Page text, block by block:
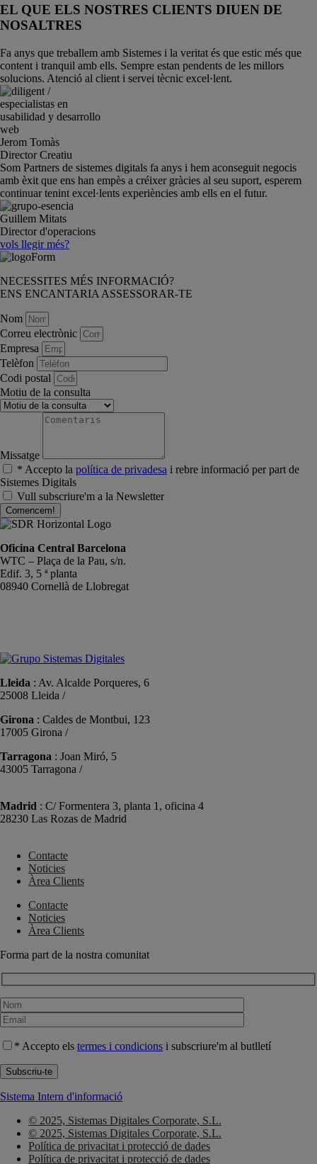
EL QUE ELS NOSTRES CLIENTS DIUEN DE
NOSALTRES
Fa anys que treballem amb Sistemes i la veritat és que estic més que
content i tranquil amb ells. Sempre estan pendents de les millors
solucions. Atenció al client i servei tècnic excel·lent.
Jerom Tomàs
Director Creatiu
Som Partners de sistemes digitals fa anys i hem aconseguit negocis
amb èxit que ens han empès a créixer gràcies al seu suport, esperem
continuar tenint excel·lents experiències amb ells en el futur.
Guillem Mitats
Director d'operacions
vols llegir més?
NECESSITES MÉS INFORMACIÓ?
ENS ENCANTARIA ASSESSORAR-TE
Nom
Correu electrònic
Empresa
Telèfon
Codi postal
Motiu de la consulta
Missatge
* Accepto la política de privadesa i rebre informació per part de
Sistemes Digitals
Vull subscriure'm a la Newsletter
Comencem!
Oficina Central Barcelona
WTC – Plaça de la Pau, s/n.
Edif. 3, 5 ª planta
08940 Cornellà de Llobregat
Lleida : Av. Alcalde Porqueres, 6
25008 Lleida /
Girona : Caldes de Montbui, 123
17005 Girona /
Tarragona : Joan Miró, 5
43005 Tarragona /
Madrid : C/ Formentera 3, planta 1, oficina 4
28230 Las Rozas de Madrid
Contacte
Noticies
Àrea Clients
Contacte
Noticies
Àrea Clients
Forma part de la nostra comunitat
* Accepto els termes i condicions i subscriure'm al butlletí
Sistema Intern d'informació
© 2025, Sistemas Digitales Corporate, S.L.
© 2025, Sistemas Digitales Corporate, S.L.
Política de privacitat i protecció de dades
Política de privacitat i protecció de dades